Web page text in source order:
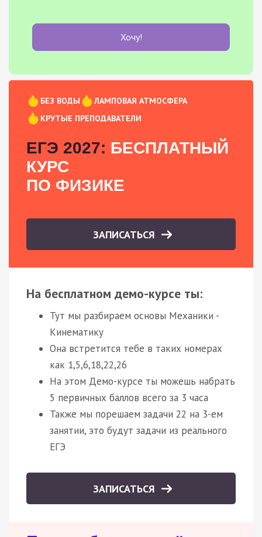
Хочу!
БЕЗ ВОДЫ
ЛАМПОВАЯ АТМОСФЕРА
КРУТЫЕ ПРЕПОДАВАТЕЛИ
ЕГЭ 2027: БЕСПЛАТНЫЙ
КУРС
ПО ФИЗИКЕ
ЗАПИСАТЬСЯ
На бесплатном демо-курсе ты:
Тут мы разбираем основы Механики -
Кинематику
Она встретится тебе в таких номерах
как 1,5,6,18,22,26
На этом Демо-курсе ты можешь набрать
5 первичных баллов всего за 3 часа
Также мы порешаем задачи 22 на 3-ем
занятии, это будут задачи из реального
ЕГЭ
ЗАПИСАТЬСЯ